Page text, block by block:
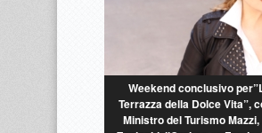
Weekend conclusivo
Terrazza della Dolce Vita”,
Ministro del Turismo Mazzi,